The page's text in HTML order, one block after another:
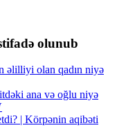
olunub
əlilliyi olan qadın niyə
ana və oğlu niyə
| Körpənin aqibəti